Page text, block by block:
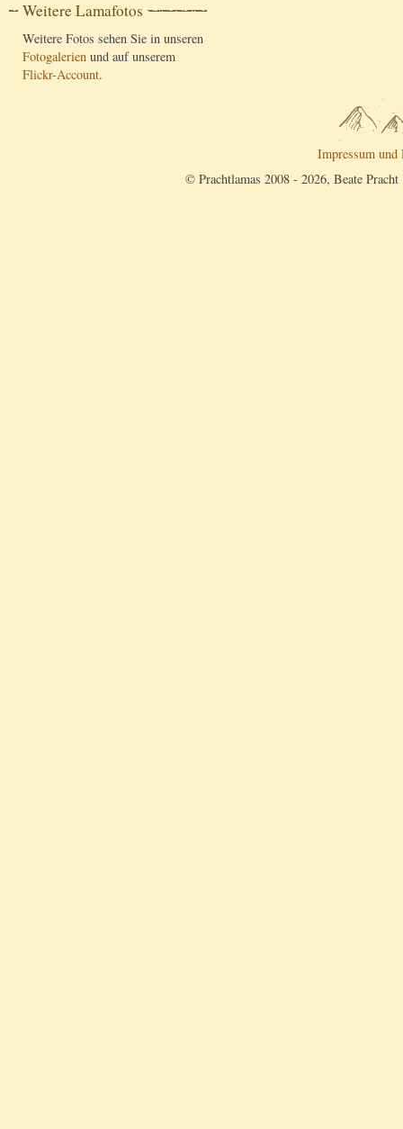
Weitere Lamafotos
Weitere Fotos sehen Sie in unseren
Fotogalerien und auf unserem
Flickr-Account.
Impressum und
© Prachtlamas 2008 - 2026, Beate Pracht